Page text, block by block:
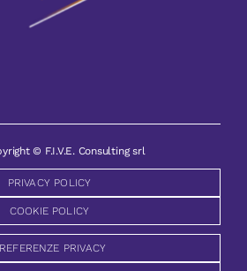
© F.I.V.E. Consulting srl
PRIVACY POLICY
COOKIE POLICY
PRIVACY